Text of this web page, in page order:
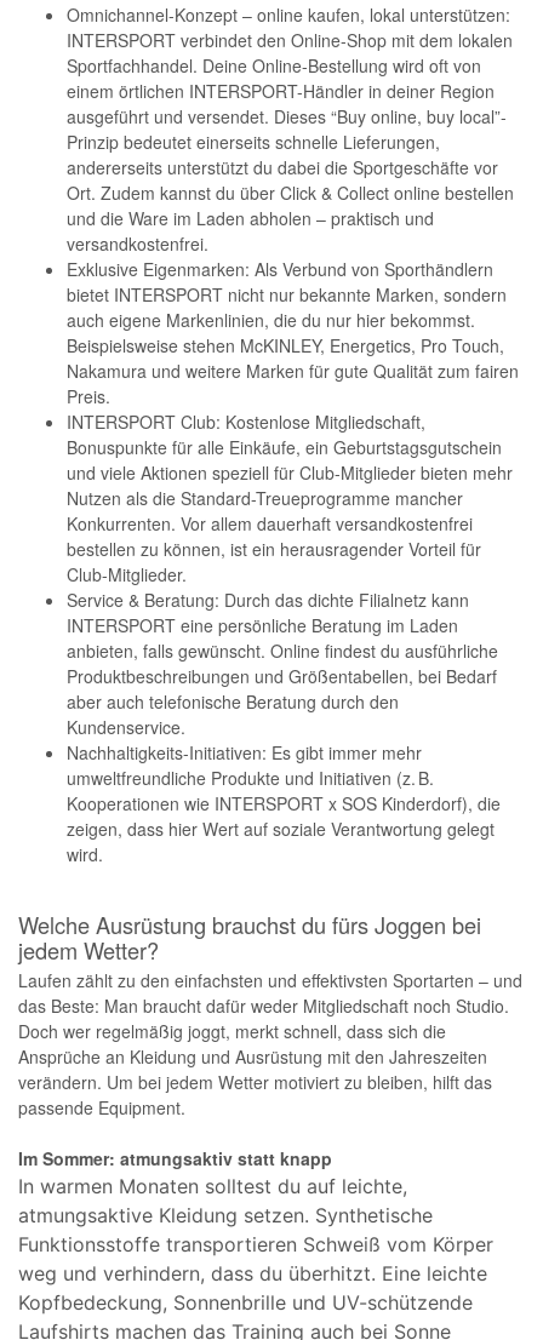
Omnichannel-Konzept – online kaufen, lokal unterstützen:
INTERSPORT verbindet den Online-Shop mit dem lokalen
Sportfachhandel. Deine Online-Bestellung wird oft von
einem örtlichen INTERSPORT-Händler in deiner Region
ausgeführt und versendet. Dieses “Buy online, buy local”-
Prinzip bedeutet einerseits schnelle Lieferungen,
andererseits unterstützt du dabei die Sportgeschäfte vor
Ort. Zudem kannst du über Click & Collect online bestellen
und die Ware im Laden abholen – praktisch und
versandkostenfrei.
Exklusive Eigenmarken: Als Verbund von Sporthändlern
bietet INTERSPORT nicht nur bekannte Marken, sondern
auch eigene Markenlinien, die du nur hier bekommst.
Beispielsweise stehen McKINLEY, Energetics, Pro Touch,
Nakamura und weitere Marken für gute Qualität zum fairen
Preis.
INTERSPORT Club: Kostenlose Mitgliedschaft,
Bonuspunkte für alle Einkäufe, ein Geburtstagsgutschein
und viele Aktionen speziell für Club-Mitglieder bieten mehr
Nutzen als die Standard-Treueprogramme mancher
Konkurrenten. Vor allem dauerhaft versandkostenfrei
bestellen zu können, ist ein herausragender Vorteil für
Club-Mitglieder.
Service & Beratung: Durch das dichte Filialnetz kann
INTERSPORT eine persönliche Beratung im Laden
anbieten, falls gewünscht. Online findest du ausführliche
Produktbeschreibungen und Größentabellen, bei Bedarf
aber auch telefonische Beratung durch den
Kundenservice.
Nachhaltigkeits-Initiativen: Es gibt immer mehr
umweltfreundliche Produkte und Initiativen (z. B.
Kooperationen wie INTERSPORT x SOS Kinderdorf), die
zeigen, dass hier Wert auf soziale Verantwortung gelegt
wird.
Welche Ausrüstung brauchst du fürs Joggen bei
jedem Wetter?
Laufen zählt zu den einfachsten und effektivsten Sportarten – und
das Beste: Man braucht dafür weder Mitgliedschaft noch Studio.
Doch wer regelmäßig joggt, merkt schnell, dass sich die
Ansprüche an Kleidung und Ausrüstung mit den Jahreszeiten
verändern. Um bei jedem Wetter motiviert zu bleiben, hilft das
passende Equipment.
Im Sommer: atmungsaktiv statt knapp
In warmen Monaten solltest du auf leichte,
atmungsaktive Kleidung setzen. Synthetische
Funktionsstoffe transportieren Schweiß vom Körper
weg und verhindern, dass du überhitzt. Eine leichte
Kopfbedeckung, Sonnenbrille und UV-schützende
Laufshirts machen das Training auch bei Sonne